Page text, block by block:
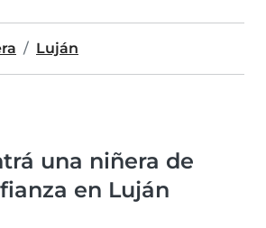
Luján
una niñera de
en Luján